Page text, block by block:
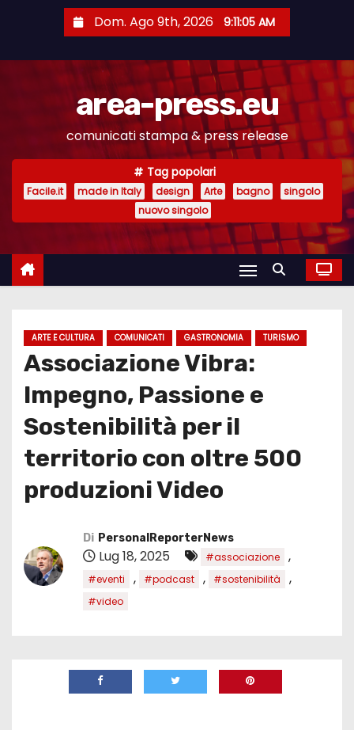
e
Dom. Ago 9th, 2026 9:11:06 AM
area-press.eu
comunicati stampa & press release
Tag popolari
Facile.it made in Italy design Arte bagno
singolo
nuovo singolo
ARTE E CULTURA COMUNICATI GASTRONOMIA TURISMO
Associazione Vibra:
Impegno, Passione e
Sostenibilità per il
territorio con oltre 500
produzioni Video
Di PersonalReporterNews
Lug 18, 2025 #associazione ,
#eventi , #podcast , #sostenibilità ,
#video